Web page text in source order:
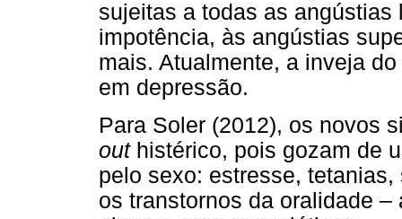
sujeitas a todas as
impotência, às angústias
mais. Atualmente, a inveja
em depressão.
Para Soler (2012), os novos
outhistérico, pois gozam de
pelo sexo: estresse,
os transtornos da oralidade